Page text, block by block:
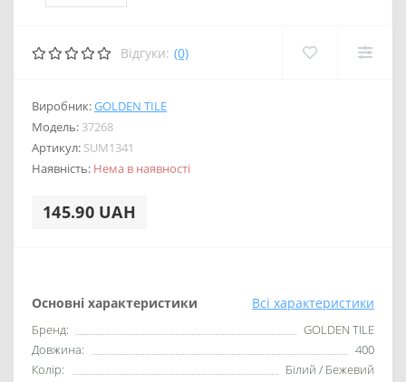
Відгуки: (0)
Виробник:GOLDEN TILE
Модель: 37268
Артикул: SUM1341
Наявність: Нема в наявності
145.90 UAH
Основні характеристики Всі характеристики
Бренд:
GOLDEN TILE
Довжина:
400
Колір:
Білий / Бежевий